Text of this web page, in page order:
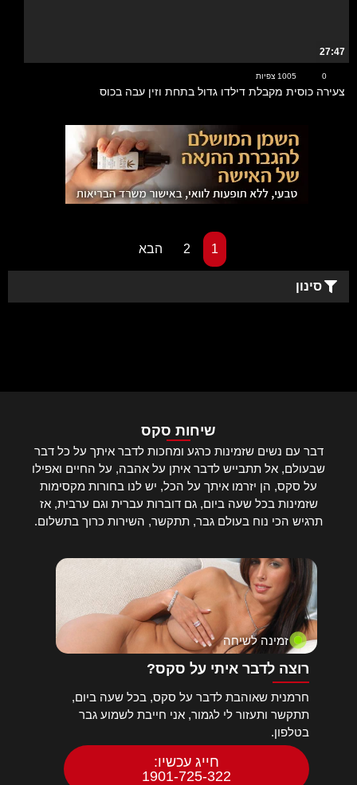
27:47
0 1005 צפיות
צעירה כוסית מקבלת דילדו גדול בתחת וזין עבה בכוס
1
2 הבא
סינון
שיחות סקס
דבר עם נשים שזמינות כרגע ומחכות לדבר איתך על כל דבר
שבעולם, אל תתבייש לדבר איתן על אהבה, על החיים ואפילו
על סקס, הן יזרמו איתך על הכל, יש לנו בחורות מקסימות
שזמינות בכל שעה ביום, גם דוברות עברית וגם ערבית, אז
תרגיש הכי נוח בעולם גבר, תתקשר, השירות כרוך בתשלום.
זמינה לשיחה
רוצה לדבר איתי על סקס?
חרמנית שאוהבת לדבר על סקס, בכל שעה ביום,
תתקשר ותעזור לי לגמור, אני חייבת לשמוע גבר
בטלפון.
חייג עכשיו:
1901-725-322